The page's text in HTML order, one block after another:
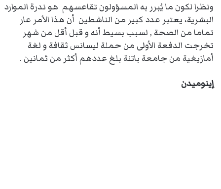
ونظرا لكون ما يُبرر به المسؤولون تقاعسهم هو ندرة الموارد
البشرية، يعتبر عدد كبير من الناشطين أن هذا الأمر عار
تماما من الصحة , لسبب بسيط أنه و قبل أقل من شهر
تخرجت الدفعة الأولى من حملة ليسانس ثقافة و لغة
أمازيغية من جامعة باتنة بلغ عددهم أكثر من ثمانين .
إينوميدن